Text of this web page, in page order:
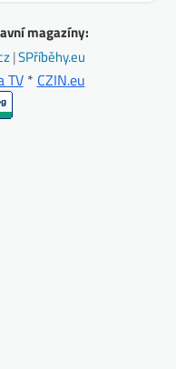
magazíny:
|SPříběhy.eu
TV* CZIN.eu